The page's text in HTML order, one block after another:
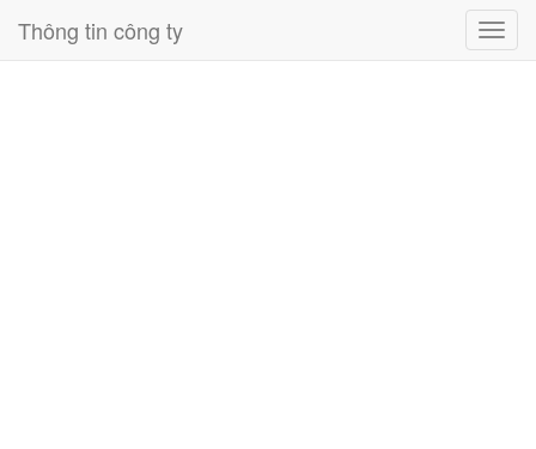
Thông tin công ty